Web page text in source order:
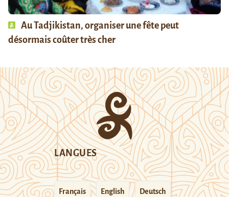
Au Tadjikistan, organiser une fête peut
désormais coûter très cher
LANGUES
Français English Deutsch